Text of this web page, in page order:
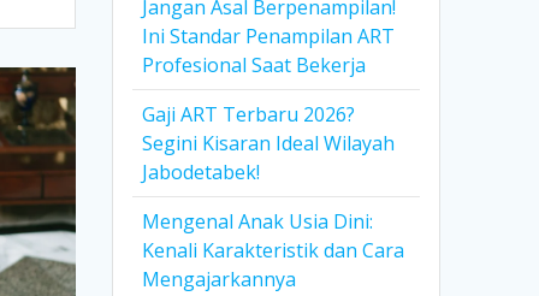
Jangan Asal Berpenampilan!
Ini Standar Penampilan ART
Profesional Saat Bekerja
Gaji ART Terbaru 2026?
Segini Kisaran Ideal Wilayah
Jabodetabek!
Mengenal Anak Usia Dini:
Kenali Karakteristik dan Cara
Mengajarkannya